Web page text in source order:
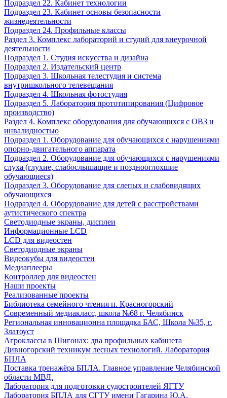
Подраздел 22. Кабинет технологии
Подраздел 23. Кабинет основы безопасности
жизнедеятельности
Подраздел 24. Профильные классы
Раздел 3. Комплекс лабораторий и студий для внеурочной
деятельности
Подраздел 1. Студия искусства и дизайна
Подраздел 2. Издательский центр
Подраздел 3. Школьная телестудия и система
внутришкольного телевещания
Подраздел 4. Школьная фотостудия
Подраздел 5. Лаборатория прототипирования (Цифровое
производство)
Раздел 4. Комплекс оборудования для обучающихся с ОВЗ и
инвалидностью
Подраздел 1. Оборудование для обучающихся с нарушениями
опорно-двигательного аппарата
Подраздел 2. Оборудование для обучающихся с нарушениями
слуха (глухие, слабослышащие и позднооглохшие
обучающиеся)
Подраздел 3. Оборудование для слепых и слабовидящих
обучающихся
Подраздел 4. Оборудование для детей с расстройствами
аутистического спектра
Светодиодные экраны, дисплеи
Информационные LCD
LCD для видеостен
Светодиодные экраны
Видеокубы для видеостен
Медиаплееры
Контроллер для видеостен
Наши проекты
Реализованные проекты
Библиотека семейного чтения п. Красногорский
Современный медиакласс, школа №68 г. Челябинск
Региональная инновационна площадка БАС, Школа №35, г.
Златоуст
Агроклассы в Шигонах: два профильных кабинета
Дивногорский техникум лесных технологий. Лаборатория
БПЛА
Поставка тренажёра БПЛА. Главное управление Челябинской
области МВД.
Лаборатория для подготовки судостроителей ЯГТУ
Лаборатория БПЛА для СГТУ имени Гагарина Ю.А.